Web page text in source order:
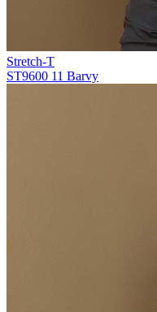
Stretch-T
ST9600 11 Barvy